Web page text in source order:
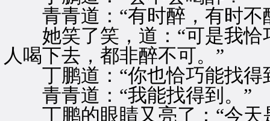
青青道：“有时醉，有时不
她笑了笑，道：“可是我恰
人喝下去，都非醉不可。”
丁鹏道：“你也恰巧能找得
青青道：“我能找得到。”
丁鹏的眼睛又亮了：“今天